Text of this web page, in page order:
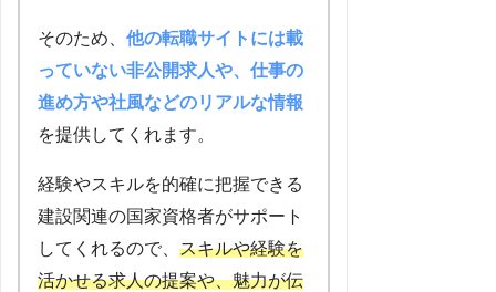
そのため、 他の転職サイトには載
っていない非公開求人や、仕事の
進め方や社風などのリアルな情報
を提供してくれます。
経験やスキルを的確に把握できる
建設関連の国家資格者がサポート
してくれるので、 スキルや経験を
活かせる求人の提案や、魅力が伝